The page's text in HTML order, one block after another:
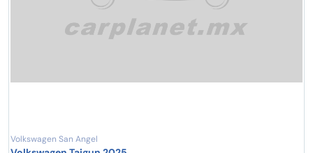
Volkswagen San Angel